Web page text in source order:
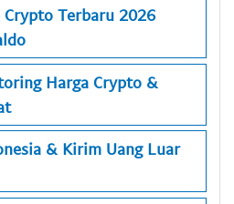
Terbaru 2026
Harga Crypto &
& Kirim Uang Luar